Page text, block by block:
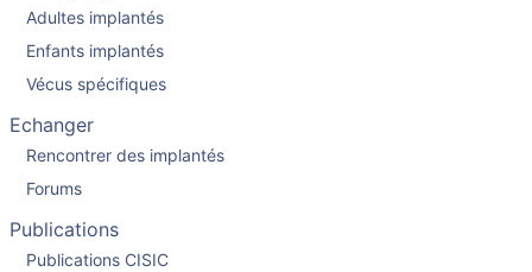
Adultes implantés
Enfants implantés
Vécus spécifiques
Echanger
Rencontrer des implantés
Forums
Publications
Publications CISIC